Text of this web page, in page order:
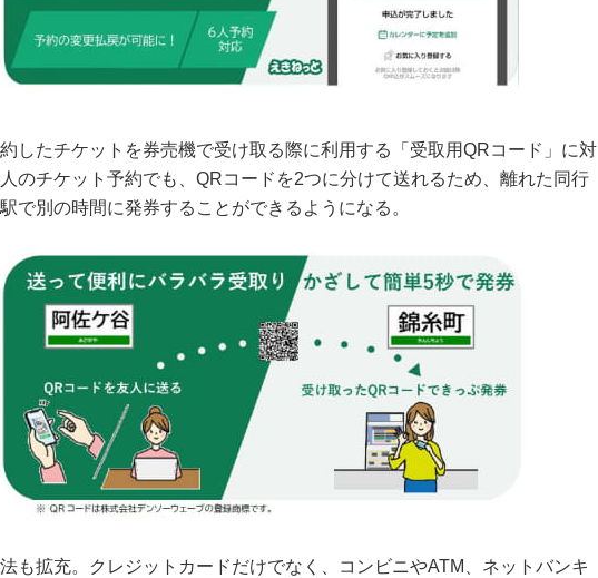
したチケットを券売機で受け取る際に利用する「受取用QRコード」に対
のチケット予約でも、QRコードを2つに分けて送れるため、離れた同行
で別の時間に発券することができるようになる。
も拡充。クレジットカードだけでなく、コンビニやATM、ネットバンキ